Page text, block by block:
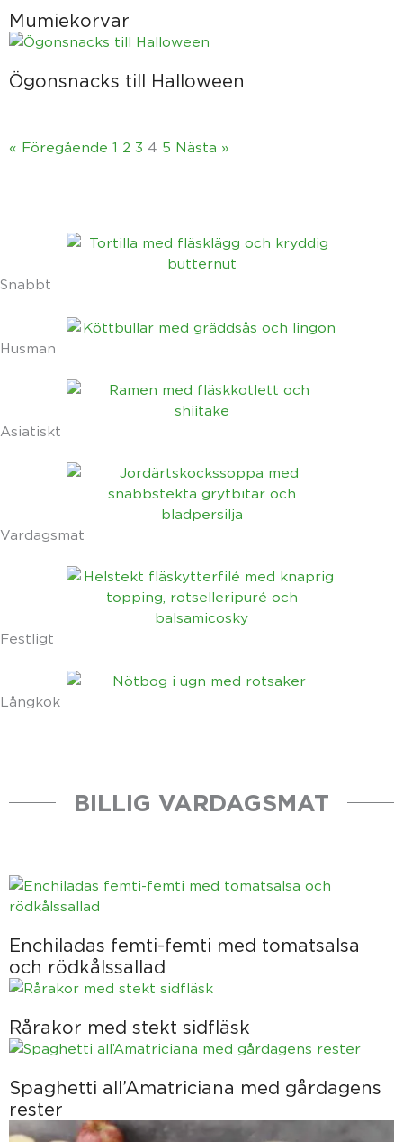
Mumiekorvar
Ögonsnacks till Halloween
« Föregående 1 2 3 4 5 Nästa »
Snabbt
Husman
Asiatiskt
Vardagsmat
Festligt
Långkok
BILLIG VARDAGSMAT
Enchiladas femti-femti med tomatsalsa
och rödkålssallad
Rårakor med stekt sidfläsk
Spaghetti all’Amatriciana med gårdagens
rester